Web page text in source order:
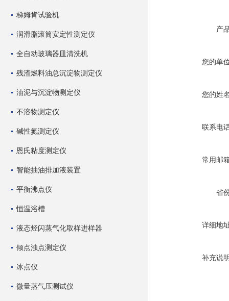
梯姆肯试验机
润滑脂滚筒安定性测定仪
全自动玻璃器皿清洗机
残渣燃料油总沉淀物测定仪
油泥与沉淀物测定仪
不溶物测定仪
碱性氮测定仪
恩氏粘度测定仪
智能抽油排加液装置
平衡沸点仪
恒温浴槽
液态烃闪蒸气化取样进样器
倾点浊点测定仪
冰点仪
微量蒸气压测试仪
产
您的单
您的姓
联系电
常用邮
省
详细地
补充说